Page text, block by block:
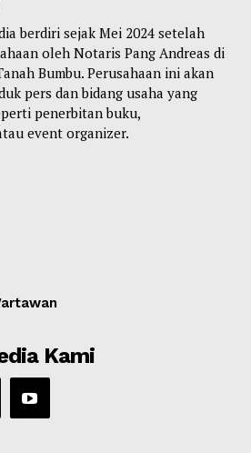
berdiri sejak Mei 2024 setelah
oleh Notaris Pang Andreas di
Bumbu. Perusahaan ini akan
pers dan bidang usaha yang
penerbitan buku,
event organizer.
Kami